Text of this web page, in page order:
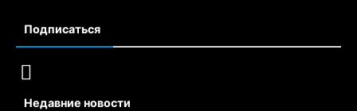
Подписаться
Недавние новости